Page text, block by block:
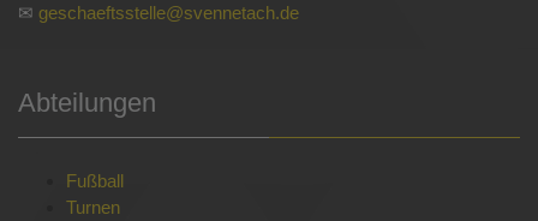
✉ geschaeftsstelle@svennetach.de
Abteilungen
Fußball
Turnen